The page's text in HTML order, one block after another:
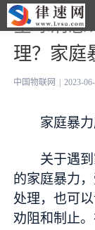
全球消息
理？家庭
中国物联网 2023-
家庭暴
关于遇
的家庭暴力
处理，也可
劝阻和制止